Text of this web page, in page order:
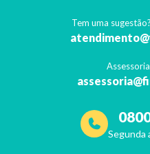
Tem uma
Segunda